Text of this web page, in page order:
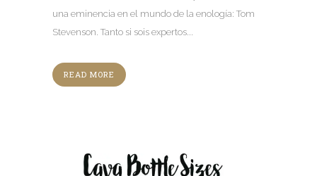
una eminencia en el mundo de la enología: Tom
Stevenson. Tanto si sois expertos...
READ MORE